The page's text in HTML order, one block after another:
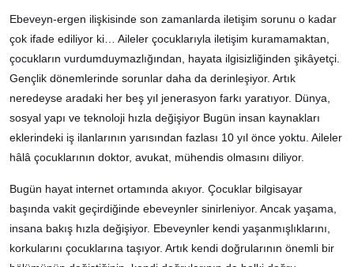
Ebeveyn-ergen ilişkisinde son zamanlarda iletişim sorunu o kadar
çok ifade ediliyor ki… Aileler çocuklarıyla iletişim kuramamaktan,
çocukların vurdumduymazlığından, hayata ilgisizliğinden şikâyetçi.
Gençlik dönemlerinde sorunlar daha da derinleşiyor. Artık
neredeyse aradaki her beş yıl jenerasyon farkı yaratıyor. Dünya,
sosyal yapı ve teknoloji hızla değişiyor Bugün insan kaynakları
eklerindeki iş ilanlarının yarısından fazlası 10 yıl önce yoktu. Aileler
hâlâ çocuklarının doktor, avukat, mühendis olmasını diliyor.
Bugün hayat internet ortamında akıyor. Çocuklar bilgisayar
başında vakit geçirdiğinde ebeveynler sinirleniyor. Ancak yaşama,
insana bakış hızla değişiyor. Ebeveynler kendi yaşanmışlıklarını,
korkularını çocuklarına taşıyor. Artık kendi doğrularının önemli bir